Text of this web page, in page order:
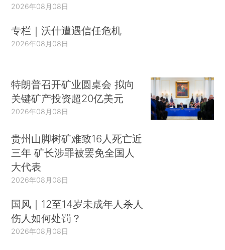
2026年08月08日
专栏｜沃什遭遇信任危机
2026年08月08日
特朗普召开矿业圆桌会 拟向
关键矿产投资超20亿美元
2026年08月08日
贵州山脚树矿难致16人死亡近
三年 矿长涉罪被罢免全国人
大代表
2026年08月08日
国风｜12至14岁未成年人杀人
伤人如何处罚？
2026年08月08日